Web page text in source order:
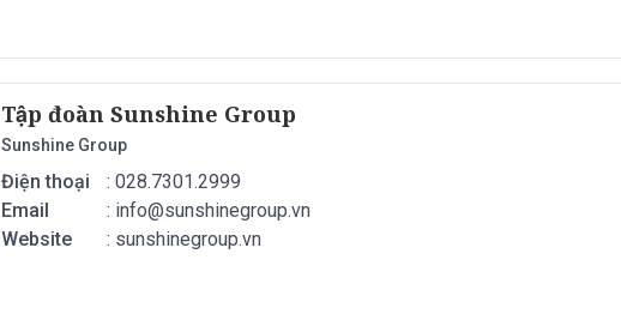
Tập đoàn Sunshine Group
Sunshine Group
Điện thoại
: 028.7301.2999
Email
: info@sunshinegroup.vn
Website
: sunshinegroup.vn